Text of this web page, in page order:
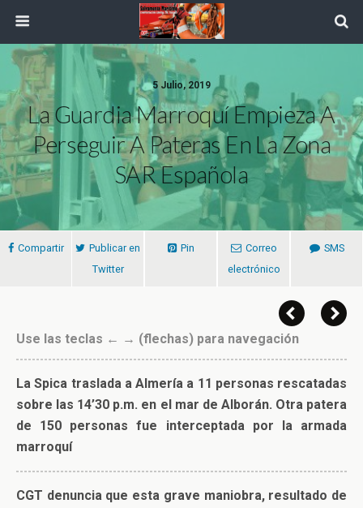
5 Julio, 2019
La Guardia Marroquí Empieza A
Perseguir A Pateras En La Zona
SAR Española
Compartir
Publicar en
Twitter
Pin
Correo
electrónico
SMS
Use las teclas ← → (flechas) para navegación
La Spica traslada a Almería a 11 personas rescatadas
sobre las 14’30 p.m. en el mar de Alborán. Otra patera
de 150 personas fue interceptada por la armada
marroquí
CGT denuncia que esta grave maniobra, resultado de